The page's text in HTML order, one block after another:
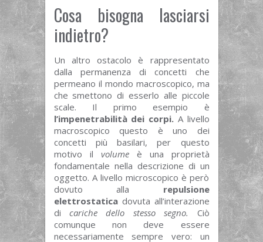
Cosa bisogna lasciarsi
indietro?
Un altro ostacolo è rappresentato
dalla permanenza di concetti che
permeano il mondo macroscopico, ma
che smettono di esserlo alle piccole
scale. Il primo esempio è
l’impenetrabilità dei corpi. A livello
macroscopico questo è uno dei
concetti più basilari, per questo
motivo il volumeè una proprietà
fondamentale nella descrizione di un
oggetto. A livello microscopico è però
dovuto alla repulsione
elettrostatica dovuta all’interazione
di cariche dello stesso segno. Ciò
comunque non deve essere
necessariamente sempre vero: un